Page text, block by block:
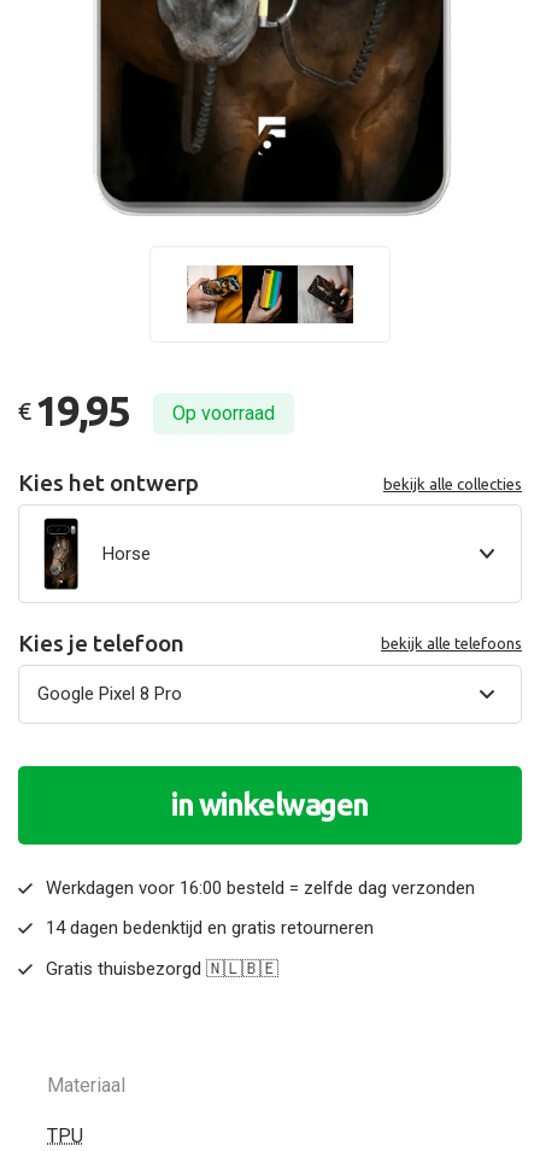
€ 19,95 Op voorraad
Kies het ontwerp bekijk alle collecties
Horse
Kies je telefoon bekijk alle telefoons
in winkelwagen
Werkdagen voor 16:00 besteld = zelfde dag verzonden
14 dagen bedenktijd en gratis retourneren
Gratis thuisbezorgd 🇳🇱🇧🇪
Materiaal
TPU